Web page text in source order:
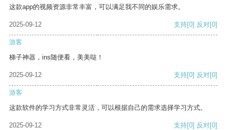
这款app的视频资源非常丰富，可以满足我不同的娱乐需求。
2025-09-12 支持[0] 反对[0]
游客
梯子神器，ins随便看，美美哒！
2025-09-12 支持[0] 反对[0]
游客
这款软件的学习方式非常灵活，可以根据自己的需求选择学习方式。
2025-09-12 支持[0] 反对[0]